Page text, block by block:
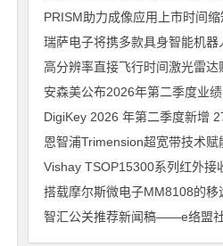
安森美公布2026年第二季度业绩